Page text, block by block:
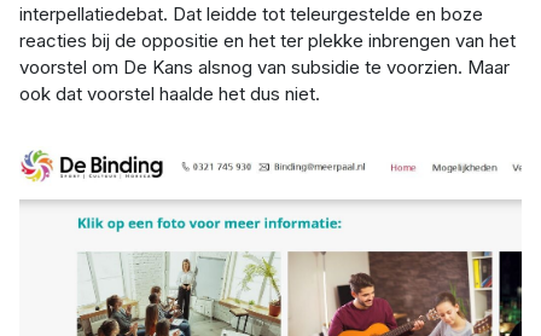
interpellatiedebat. Dat leidde tot teleurgestelde en boze
reacties bij de oppositie en het ter plekke inbrengen van het
voorstel om De Kans alsnog van subsidie te voorzien. Maar
ook dat voorstel haalde het dus niet.